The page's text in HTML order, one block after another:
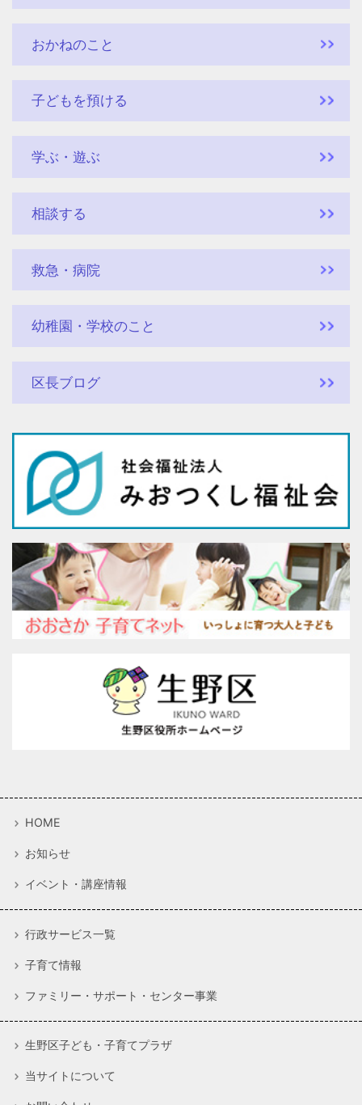
おかねのこと
子どもを預ける
学ぶ・遊ぶ
相談する
救急・病院
幼稚園・学校のこと
区長ブログ
HOME
お知らせ
イベント・講座情報
行政サービス一覧
子育て情報
ファミリー・サポート・センター事業
生野区子ども・子育てプラザ
当サイトについて